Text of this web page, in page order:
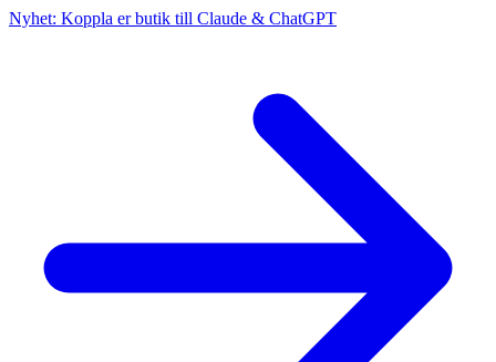
Nyhet: Koppla er butik till Claude & ChatGPT